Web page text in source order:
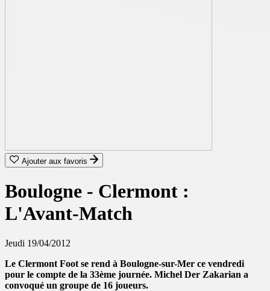
Ajouter aux favoris
Boulogne - Clermont :
L'Avant-Match
Jeudi 19/04/2012
Le Clermont Foot se rend à Boulogne-sur-Mer ce vendredi
pour le compte de la 33ème journée. Michel Der Zakarian a
convoqué un groupe de 16 joueurs.